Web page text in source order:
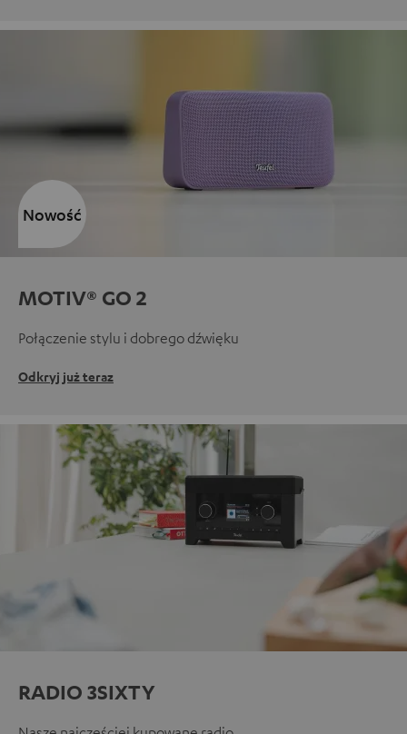
MOTIV® GO 2
Połączenie stylu i dobrego dźwięku
Odkryj już teraz
Nowość
RADIO 3SIXTY